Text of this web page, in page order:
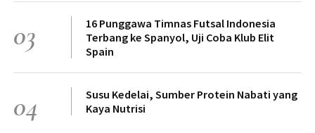
03
16 Punggawa Timnas Futsal Indonesia
Terbang ke Spanyol, Uji Coba Klub Elit
Spain
04
Susu Kedelai, Sumber Protein Nabati yang
Kaya Nutrisi